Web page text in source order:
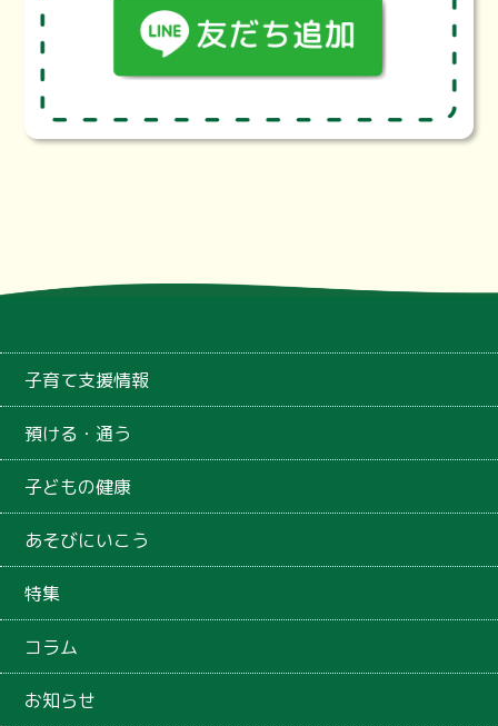
しい重症患者を診療する二次救急を整備する事業を実施して
子育て支援情報
預ける・通う
子どもの健康
あそびにいこう
特集
コラム
お知らせ